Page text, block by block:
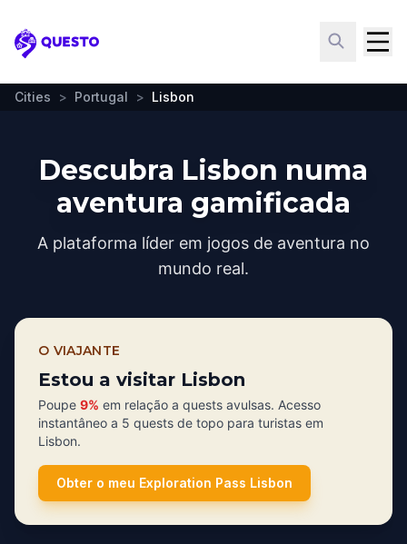
Questo
Cities > Portugal > Lisbon
Descubra Lisbon numa
aventura gamificada
A plataforma líder em jogos de aventura no
mundo real.
O VIAJANTE
Estou a visitar Lisbon
Poupe 9% em relação a quests avulsas. Acesso
instantâneo a 5 quests de topo para turistas em
Lisbon.
Obter o meu Exploration Pass Lisbon